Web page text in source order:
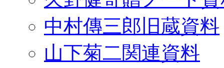
中村傳三郎旧蔵資料
山下菊二関連資料